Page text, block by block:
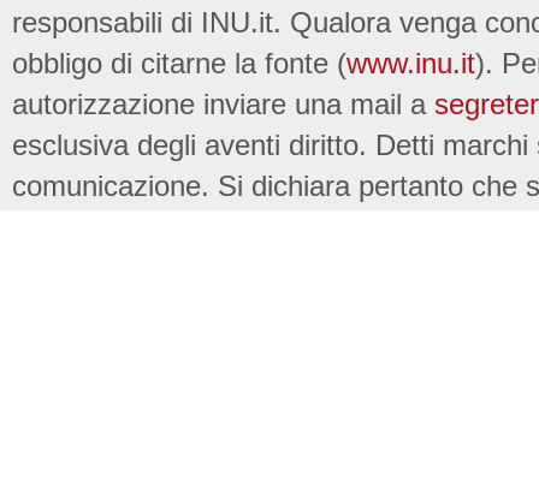
responsabili di INU.it. Qualora venga
obbligo di citarne la fonte (www.inu.it).
autorizzazione inviare una mail a
esclusiva degli aventi diritto. Detti
comunicazione. Si dichiara pertanto che